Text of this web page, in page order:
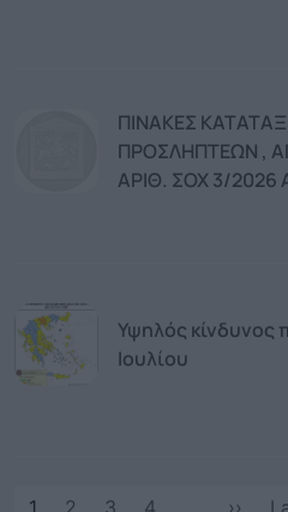
ΠΙΝΑΚΕΣ
ΠΡΟΣΛΗΠΤΕΩΝ ,
ΑΡΙΘ. ΣΟΧ 3/2026
Υψηλός κίνδυνος
Ιουλίου
Σελιδοποίηση
1 2 3 4 … ››